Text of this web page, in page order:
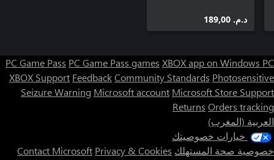
د.م.‏ 189,00
PC Game Pass PC Game Pass games XBOX app on Windows PC
XBOX Support FeedbackCommunity Standards Photosensitive
Seizure Warning Microsoft account Microsoft Store Support
Returns Orders tracking
العربية (المغرب)
خيارات خصوصيتك
خصوصية صحة المستهلك
Contact Microsoft Privacy & Cookies